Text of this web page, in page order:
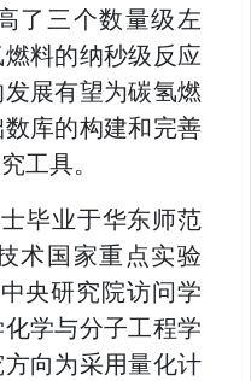
了三个数量级左
料的纳秒级反应
展有望为碳氢燃
库的构建和完善
工具。
毕业于华东师范
术国家重点实验
央研究院访问学
学与分子工程学
向为采用量化计